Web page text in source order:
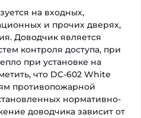
на входных,
и прочих дверях,
Доводчик является
контроля доступа, при
при установке на
что DC-602 White
противопожарной
нормативно-
доводчика зависит от